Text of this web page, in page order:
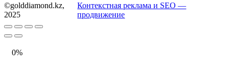
©golddiamond.kz,
2025
Контекстная реклама и SEO —
продвижение
0%